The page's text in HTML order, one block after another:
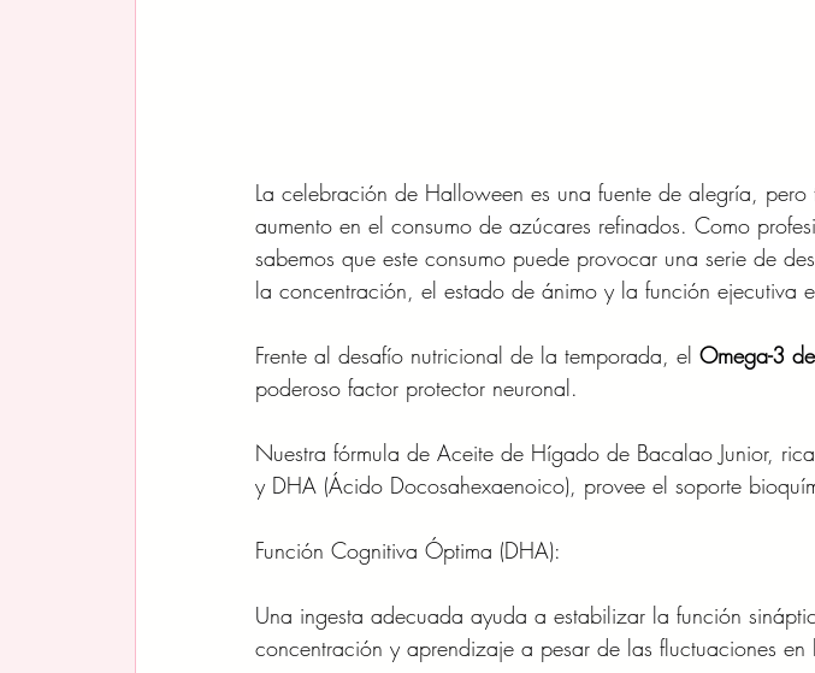
La celebración de Halloween es una fuente de alegría,
aumento en el consumo de azúcares refinados. Como
sabemos que este consumo puede provocar una serie de
la concentración, el estado de ánimo y la función ejecutiva
Frente al desafío nutricional de la temporada, el Omega-3
poderoso factor protector neuronal.
Nuestra fórmula de Aceite de Hígado de Bacalao Junior,
y DHA (Ácido Docosahexaenoico), provee el soporte
Función Cognitiva Óptima (DHA):
Una ingesta adecuada ayuda a estabilizar la función
concentración y aprendizaje a pesar de las fluctuaciones